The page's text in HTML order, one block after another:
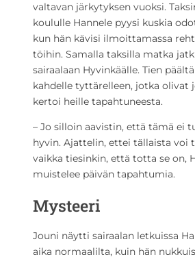
valtavan järkytyksen vuoksi.
koululle Hannele pyysi kuskia
kun hän kävisi ilmoittamassa
töihin. Samalla taksilla matka
sairaalaan Hyvinkäälle. Tien
kahdelle tyttärelleen, jotka olivat
kertoi heille tapahtuneesta.
– Jo silloin aavistin, että tämä ei
hyvin. Ajattelin, ettei tällaista voi
vaikka tiesinkin, että totta se on,
muistelee päivän tapahtumia.
Mysteeri
Jouni näytti sairaalan letkuissa
aika normaalilta, kuin hän